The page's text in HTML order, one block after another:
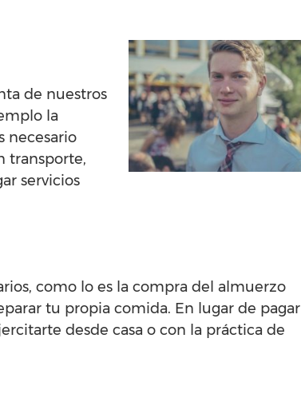
de nuestros
la
necesario
transporte,
servicios
como lo es la compra del almuerzo
tu propia comida. En lugar de pagar
desde casa o con la práctica de